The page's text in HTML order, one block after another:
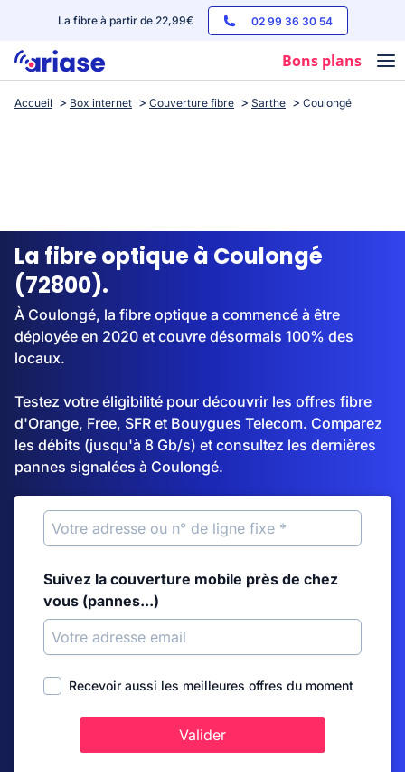
La fibre à partir de 22,99€ 02 99 36 30 54
Bons plans
Box internet
Streaming
Accueil Box internet Couverture fibre Sarthe Coulongé
La fibre optique à Coulongé
(72800).
À Coulongé, la fibre optique a commencé à être
déployée en 2020 et couvre désormais 100% des
locaux.
Testez votre éligibilité pour découvrir les offres fibre
d'Orange, Free, SFR et Bouygues Telecom. Comparez
les débits (jusqu'à 8 Gb/s) et consultez les dernières
pannes signalées à Coulongé.
Suivez la couverture mobile près de chez
vous (pannes...)
Recevoir aussi les meilleures offres du moment
Valider